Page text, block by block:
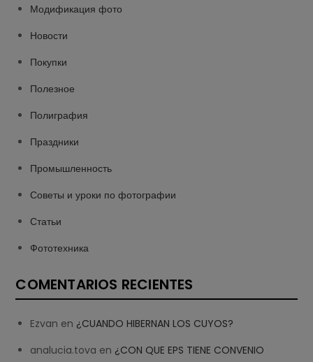
Модификация фото
Новости
Покупки
Полезное
Полиграфия
Праздники
Промышленность
Советы и уроки по фотографии
Статьи
Фототехника
COMENTARIOS RECIENTES
Ezvan en ¿CUANDO HIBERNAN LOS CUYOS?
analucia.tova en ¿CON QUE EPS TIENE CONVENIO